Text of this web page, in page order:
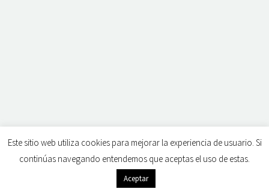
Este sitio web utiliza cookies para mejorar la experiencia de usuario. Si
continúas navegando entendemos que aceptas el uso de estas.
Aceptar